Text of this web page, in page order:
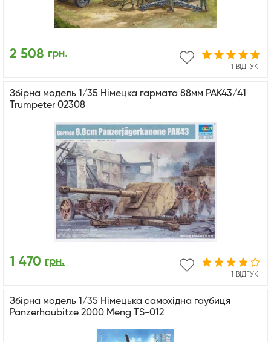
1 ВІДГУК
2 508 грн.
Збірна модель 1/35 Німецка гармата 88мм PAK43/41
Trumpeter 02308
1 ВІДГУК
1 470 грн.
Збірна модель 1/35 Німецька самохідна гаубиця
Panzerhaubitze 2000 Meng TS-012